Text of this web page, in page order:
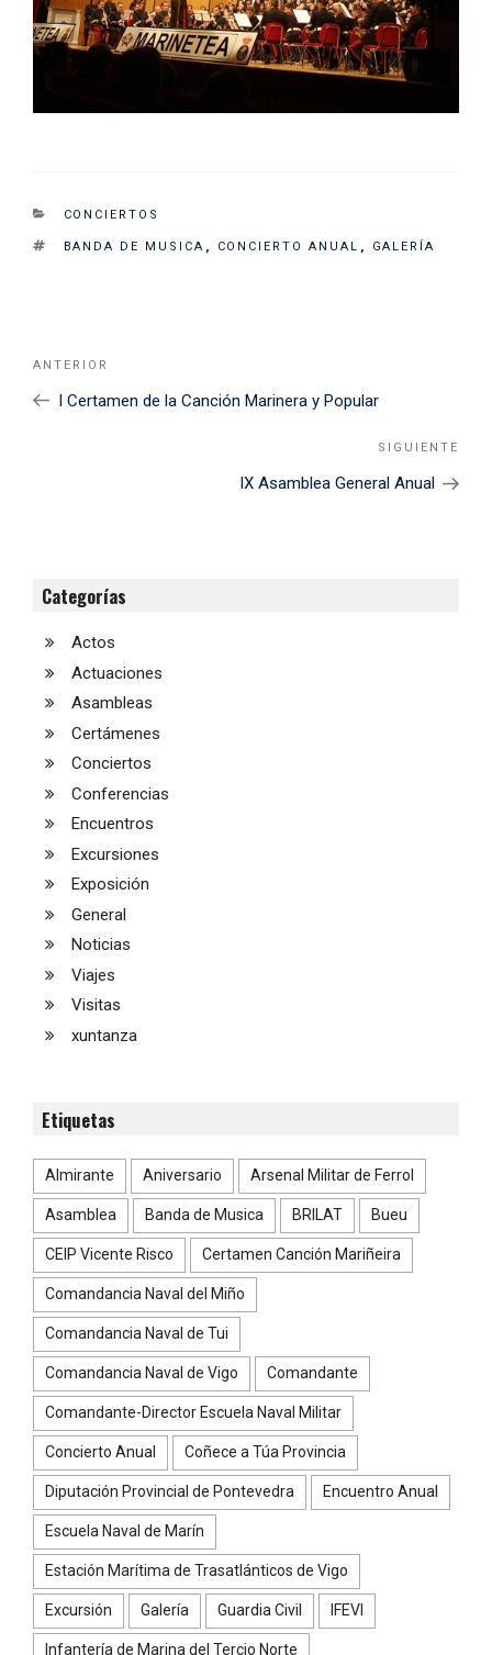
CATEGORIES
CONCIERTOS
TAGS
BANDA DE MUSICA , CONCIERTO ANUAL , GALERÍA
Navegación
entradas
Noticia
Anterior
ANTERIOR
I Certamen de la Canción Marinera y Popular
SIGUIENTE
IX Asamblea General Anual
Categorías
Actos
Actuaciones
Asambleas
Certámenes
Conciertos
Conferencias
Encuentros
Excursiones
Exposición
General
Noticias
Viajes
Visitas
xuntanza
Etiquetas
Almirante Aniversario Arsenal Militar de Ferrol
Asamblea Banda de Musica BRILAT Bueu
CEIP Vicente Risco Certamen Canción Mariñeira
Comandancia Naval del Miño
Comandancia Naval de Tui
Comandancia Naval de Vigo Comandante
Comandante-Director Escuela Naval Militar
Concierto Anual Coñece a Túa Provincia
Diputación Provincial de Pontevedra Encuentro Anual
Escuela Naval de Marín
Estación Marítima de Trasatlánticos de Vigo
Excursión Galería Guardia Civil IFEVI
Infantería de Marina del Tercio Norte